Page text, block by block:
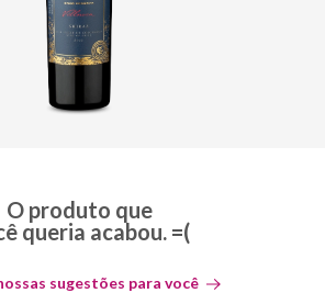
O produto que
queria acabou. =(
sugestões para você